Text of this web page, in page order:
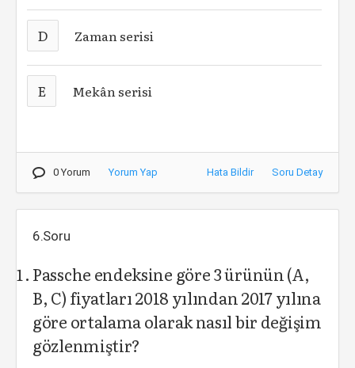
D Zaman serisi
E Mekân serisi
0 Yorum Yorum Yap Hata Bildir Soru Detay
6.Soru
Passche endeksine göre 3 ürünün (A,
B, C) fiyatları 2018 yılından 2017 yılına
göre ortalama olarak nasıl bir değişim
gözlenmiştir?